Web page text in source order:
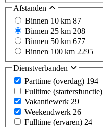
Afstanden
Binnen 10 km 87
Binnen 25 km 208
Binnen 50 km 677
Binnen 100 km 2295
Dienstverbanden
Parttime (overdag) 194
Fulltime (startersfunctie)
Vakantiewerk 29
Weekendwerk 26
Fulltime (ervaren) 24